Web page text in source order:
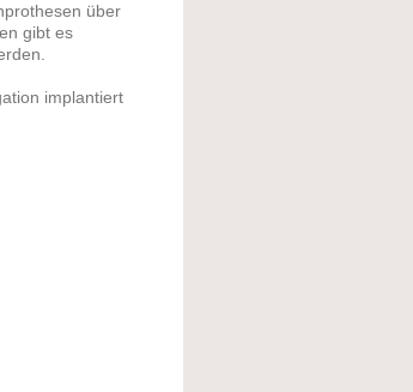
über
gibt es
implantiert